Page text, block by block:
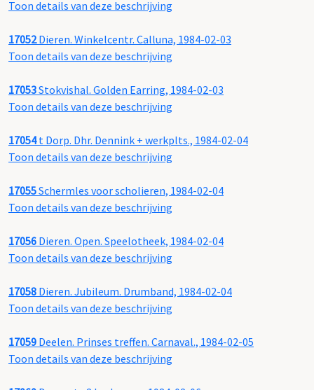
Toon details van deze beschrijving
17052Dieren. Winkelcentr. Calluna, 1984-02-03
Toon details van deze beschrijving
17053Stokvishal. Golden Earring, 1984-02-03
Toon details van deze beschrijving
17054t Dorp. Dhr. Dennink + werkplts., 1984-02-04
Toon details van deze beschrijving
17055Schermles voor scholieren, 1984-02-04
Toon details van deze beschrijving
17056 Dieren. Open. Speelotheek, 1984-02-04
Toon details van deze beschrijving
17058 Dieren. Jubileum. Drumband, 1984-02-04
Toon details van deze beschrijving
17059 Deelen. Prinses treffen. Carnaval., 1984-02-05
Toon details van deze beschrijving